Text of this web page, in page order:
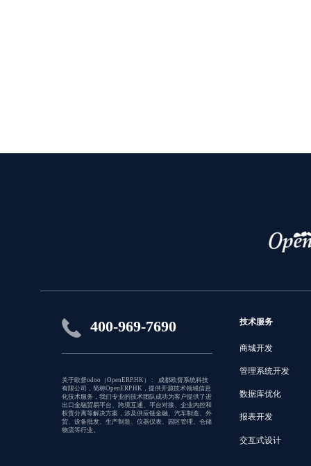
400-969-7690
关于欧督odoo（OpenERP.HK） : 成都欧督系统科技
有限公司，简称OpenERP.HK，提供开源技术领域信息
化技术服务，我们专业的技术团队成功为客户提供了进
出口金融贸易平台、跨境互通、平台对接、企业内控和
权责分离等解决方案，涉及供应链金融、汽车制造、外
贸、设备批发、生产制造、仪器仪表、园区管理、仓储
物流等行业。
技术服务
商城开发
管理系统开发
数据库优化
报表开发
交互式设计